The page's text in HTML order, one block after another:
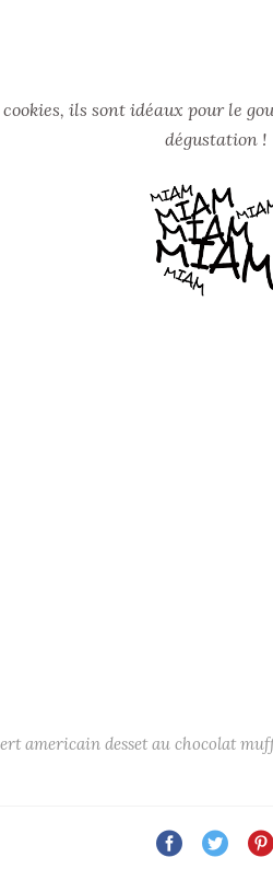
ils sont idéaux pour le
dégustation !
americain desset au chocolat